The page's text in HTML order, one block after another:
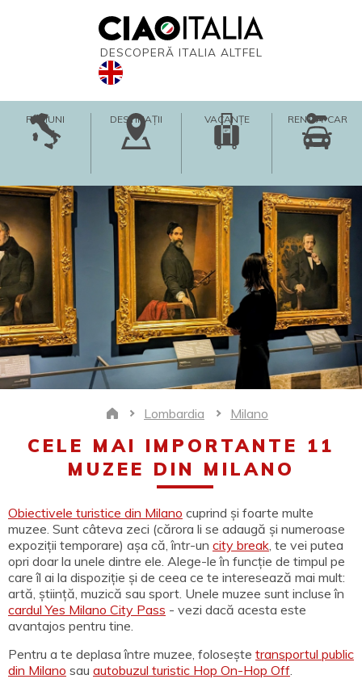
DESCOPERĂ ITALIA ALTFEL
REGIUNI DESTINAȚII VACANȚE RENT-A-CAR
Home Lombardia Milano
CELE MAI IMPORTANTE 11
MUZEE DIN MILANO
Obiectivele turistice din Milano cuprind și foarte multe
muzee. Sunt câteva zeci (cărora li se adaugă și numeroase
expoziții temporare) așa că, într-un city break, te vei putea
opri doar la unele dintre ele. Alege-le în funcție de timpul pe
care îl ai la dispoziție și de ceea ce te interesează mai mult:
artă, știință, muzică sau sport. Unele muzee sunt incluse în
cardul Yes Milano City Pass - vezi dacă acesta este
avantajos pentru tine.
Pentru a te deplasa între muzee, folosește transportul public
din Milano sau autobuzul turistic Hop On-Hop Off.